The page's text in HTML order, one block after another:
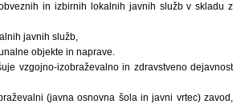
in izbirnih lokalnih javnih služb v skladu z
javnih služb,
objekte in naprave.
vzgojno-izobraževalno in zdravstveno dejavnost
(javna osnovna šola in javni vrtec) zavod,